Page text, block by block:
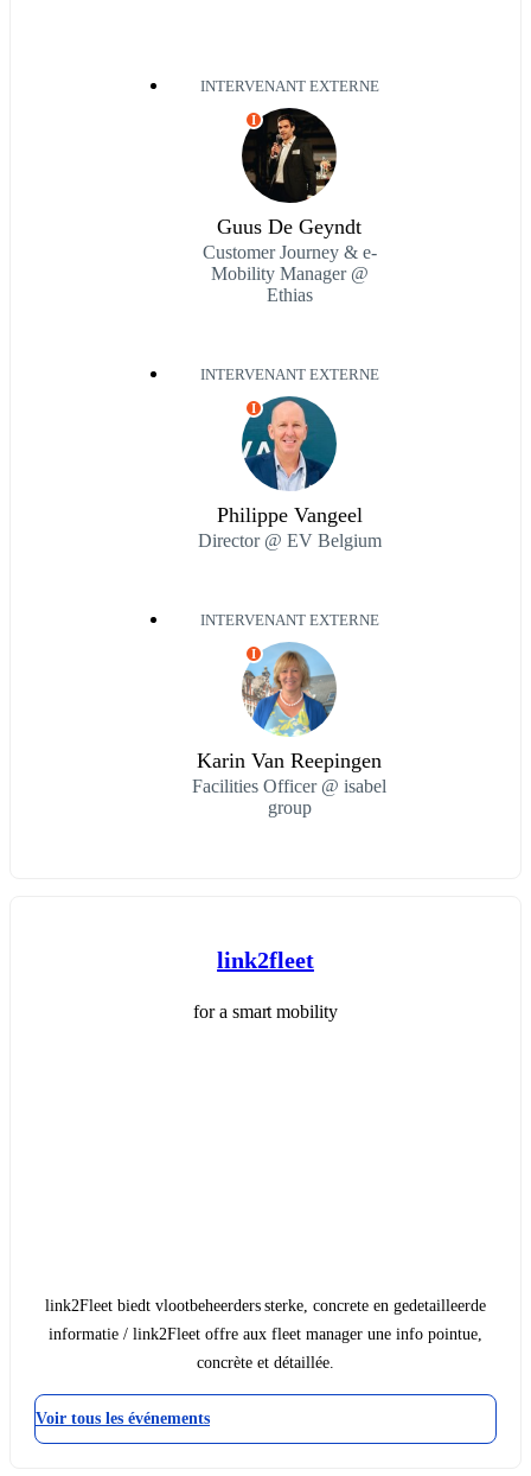
INTERVENANT EXTERNE
I
Guus De Geyndt
Customer Journey & e-
Mobility Manager @
Ethias
INTERVENANT EXTERNE
I
Philippe Vangeel
Director @ EV Belgium
INTERVENANT EXTERNE
I
Karin Van Reepingen
Facilities Officer @ isabel
group
link2fleet
for a smart mobility
link2Fleet biedt vlootbeheerders sterke, concrete en gedetailleerde
informatie / link2Fleet offre aux fleet manager une info pointue,
concrète et détaillée.
Voir tous les événements